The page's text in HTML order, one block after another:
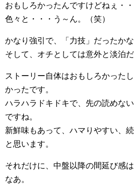
おもしろかったんですけどねぇ・
色々と・・・う～ん。（笑）
かなり強引で、「力技」だったかな
そして、オチとしては意外と淡泊
ストーリー自体はおもしろかった
かったです。
ハラハラドキドキで、先の読めな
ですね。
新鮮味もあって、ハマりやすい、
と思います。
それだけに、中盤以降の間延び感
なあ。